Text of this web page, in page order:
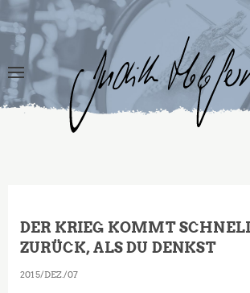
DER KRIEG KOMMT
ZURÜCK, ALS DU DENKST
2015 DEZ. 07